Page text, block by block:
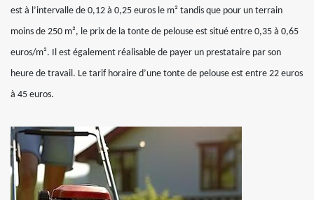
est à l’intervalle de 0,12 à 0,25 euros le m² tandis que pour un terrain
moins de 250 m², le prix de la tonte de pelouse est situé entre 0,35 à 0,65
euros/m². Il est également réalisable de payer un prestataire par son
heure de travail. Le tarif horaire d’une tonte de pelouse est entre 22 euros
à 45 euros.